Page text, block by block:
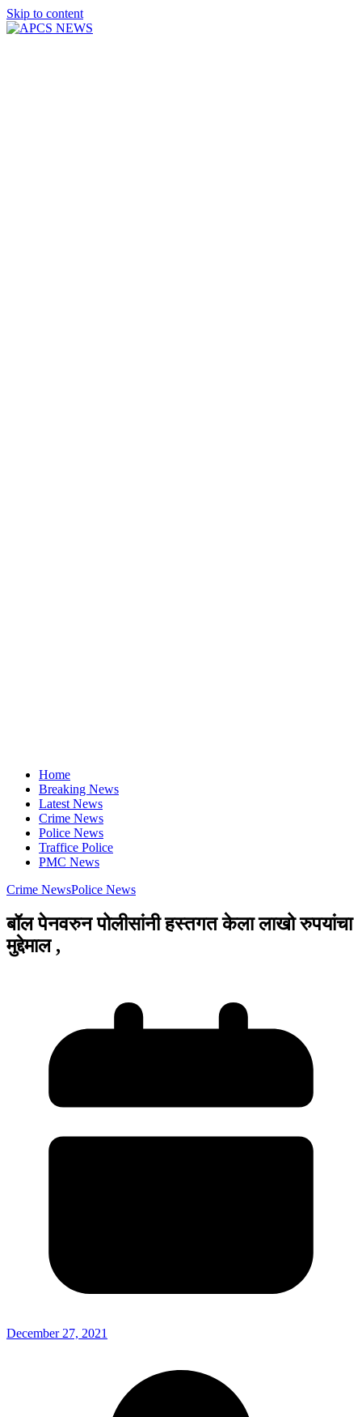
Skip to content
Home
Breaking News
Latest News
Crime News
Police News
Traffice Police
PMC News
Crime NewsPolice News
बॉल पेनवरुन पोलीसांनी हस्तगत केला लाखो रुपयांचा
मुद्देमाल ,
December 27, 2021